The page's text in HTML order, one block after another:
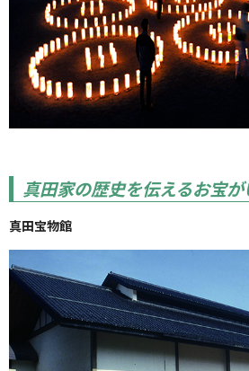
真田家の歴史を伝えるお宝
真田宝物館